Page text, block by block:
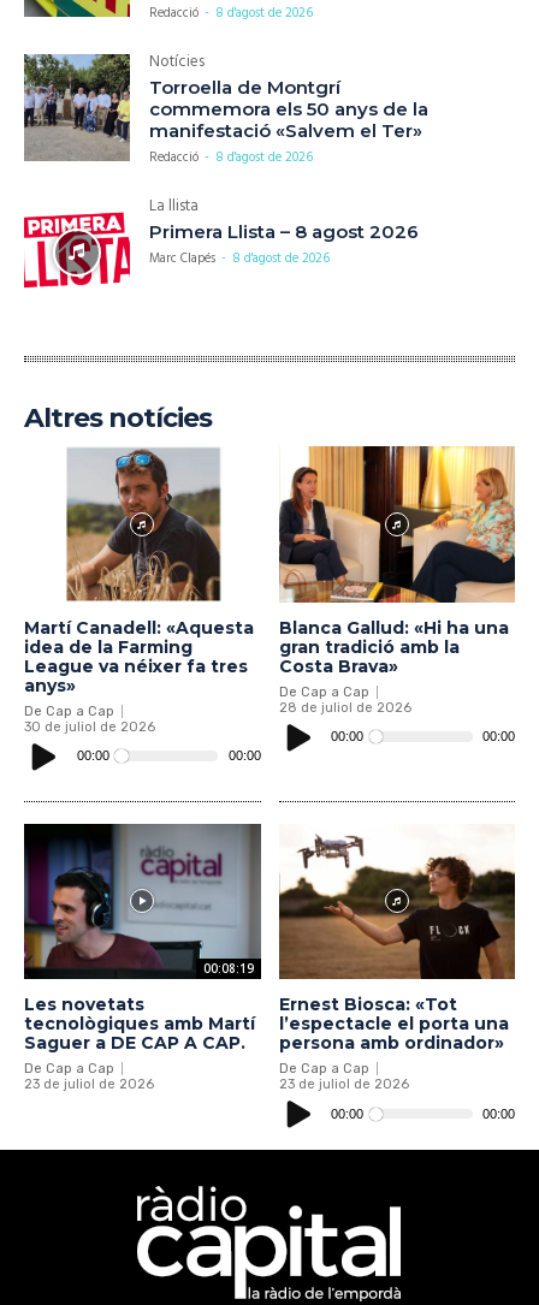
Redacció - 8 d'agost de 2026
Notícies
Torroella de Montgrí
commemora els 50 anys de la
manifestació «Salvem el Ter»
Redacció - 8 d'agost de 2026
La llista
Primera Llista – 8 agost 2026
Marc Clapés - 8 d'agost de 2026
Altres notícies
Martí Canadell: «Aquesta
idea de la Farming
League va néixer fa tres
anys»
De Cap a Cap
30 de juliol de 2026
Reproductor
d'àudio00:00 00:00
Blanca Gallud: «Hi ha una
gran tradició amb la
Costa Brava»
De Cap a Cap
28 de juliol de 2026
Reproductor
d'àudio00:00 00:00
00:08:19
Les novetats
tecnològiques amb Martí
Saguer a DE CAP A CAP.
De Cap a Cap
23 de juliol de 2026
Ernest Biosca: «Tot
l’espectacle el porta una
persona amb ordinador»
De Cap a Cap
23 de juliol de 2026
Reproductor
d'àudio00:00 00:00